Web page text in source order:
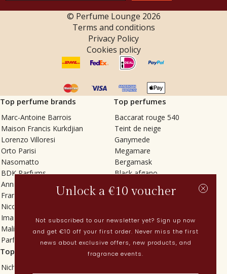
© Perfume Lounge 2026
Terms and conditions
Privacy Policy
Cookies policy
Top perfume brands
Marc-Antoine Barrois
Maison Francis Kurkdjian
Lorenzo Villoresi
Orto Parisi
Nasomatto
BDK Parfums
Annindriya
Francesca Bianchi
Nicolaï
Imaginary Authors
Malin + Goetz
Parfums MDCI
Top perfumes
Baccarat rouge 540
Teint de neige
Ganymede
Megamare
Bergamask
Black afgano
Gris charnel
Tilia
Vetiver Rain
In Love with Everything
Sticky Fingers
Top categories
Niche fragrances
Current
Unlock a €10 voucher
Not subscribed to our newsletter yet? Sign up now
and get €10 off your first order. Never miss the first
news about exclusive offers, new products, and
fragrance events.